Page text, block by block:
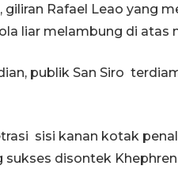
giliran Rafael Leao yang
liar melambung di atas
publik San Siro
sisi kanan kotak
sukses disontek